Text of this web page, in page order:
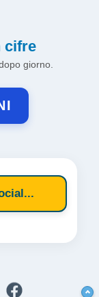
cifre
giorno.